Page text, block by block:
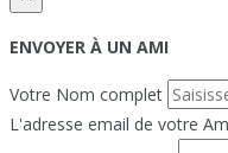
ENVOYER À UN AMI
Votre Nom complet
L'adresse email de votre